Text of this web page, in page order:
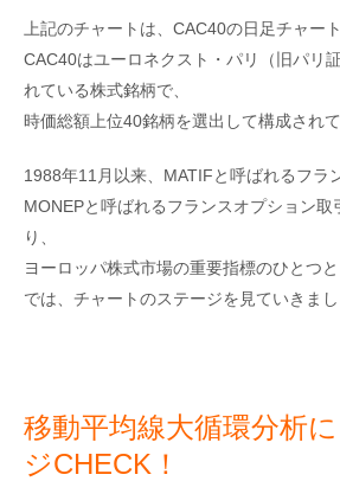
上記のチャートは、CAC40の日足チャート
CAC40はユーロネクスト・パリ（旧パリ
れている株式銘柄で、
時価総額上位40銘柄を選出して構成され
1988年11月以来、MATIFと呼ばれるフラ
MONEPと呼ばれるフランスオプション取
り、
ヨーロッパ株式市場の重要指標のひとつと
では、チャートのステージを見ていきまし
移動平均線大循環分析
ジCHECK！